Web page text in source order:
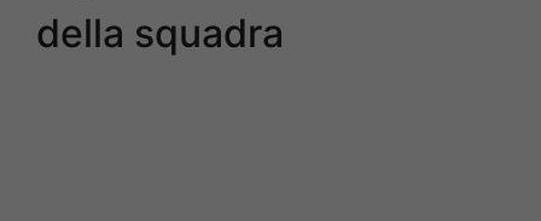
della squadra